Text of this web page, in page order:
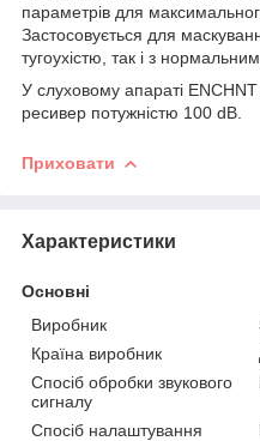
параметрів для
Застосовується для
тугоухістю, так і з
У слуховому апараті
ресивер потужністю 100 dB.
Приховати
Характеристики
Основні
Виробник
Країна виробник
Спосіб обробки звукового
сигналу
Спосіб налаштування